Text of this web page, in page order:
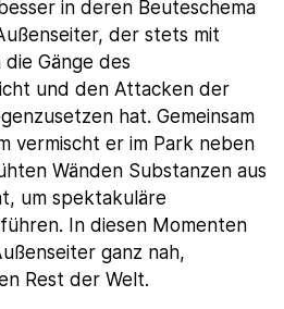
in deren Beuteschema
der stets mit
Gänge des
und den Attacken der
hat. Gemeinsam
vermischt er im Park neben
Wänden Substanzen aus
um spektakuläre
In diesen Momenten
ganz nah,
Rest der Welt.